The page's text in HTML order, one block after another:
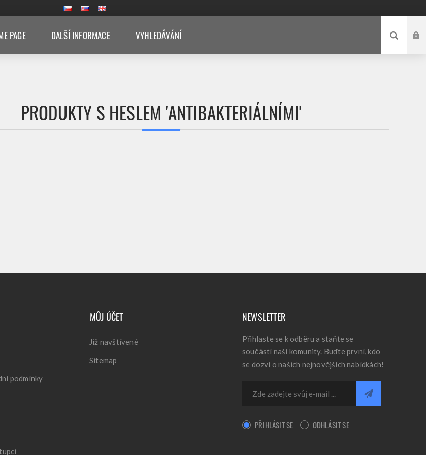
PAGE DALŠÍ INFORMACE VYHLEDÁVÁNÍ
PRODUKTY S HESLEM 'ANTIBAKTERIÁLNÍMI'
podmínky
MŮJ ÚČET
Již navštívené
Sitemap
NEWSLETTER
Přihlaste se k odběru a staňte se
součástí naší komunity. Buďte první, kdo
se dozví o našich nejnovějších nabídkách!
PŘIHLÁSIT SE ODHLÁSIT SE